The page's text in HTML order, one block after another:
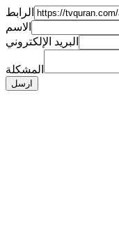
الرابط
الاسم
البريد الإلكتروني
المشكلة
ارسل